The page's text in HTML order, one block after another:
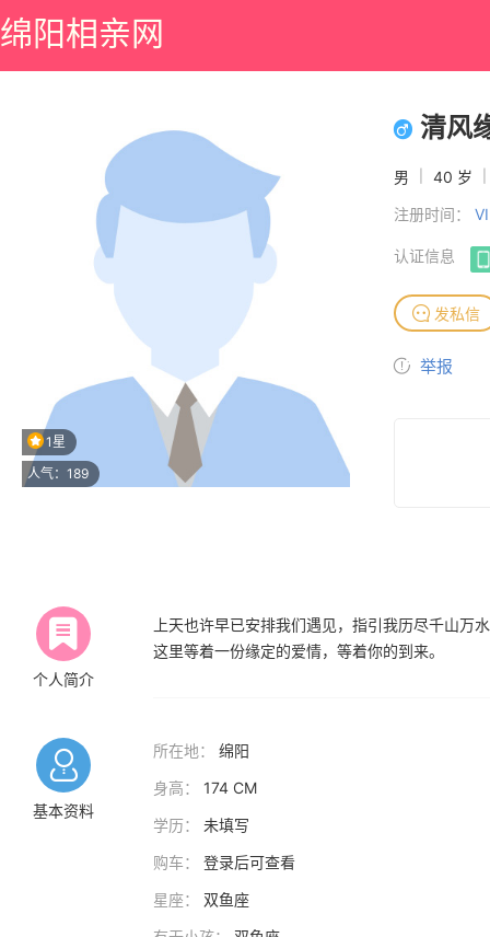
绵阳相亲网
1星
人气：189
清风
男 40 岁
注册时间：
认证信息
发私信
举报
个人简介
上天也许早已安排我们遇见，指引我历尽千山万
这里等着一份缘定的爱情，等着你的到来。
基本资料
所在地：
绵阳
身高：
174 CM
学历：
未填写
购车：
登录后可查看
星座：
双鱼座